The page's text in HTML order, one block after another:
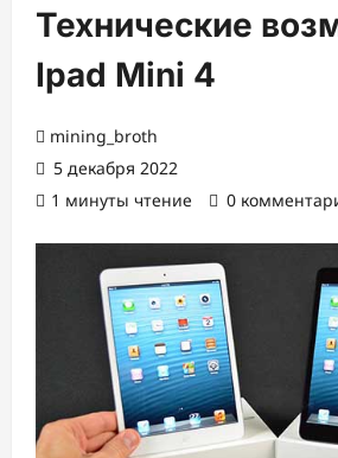
Технические
Ipad Mini 4
mining_broth
5 декабря 2022
1 минуты чтение
0